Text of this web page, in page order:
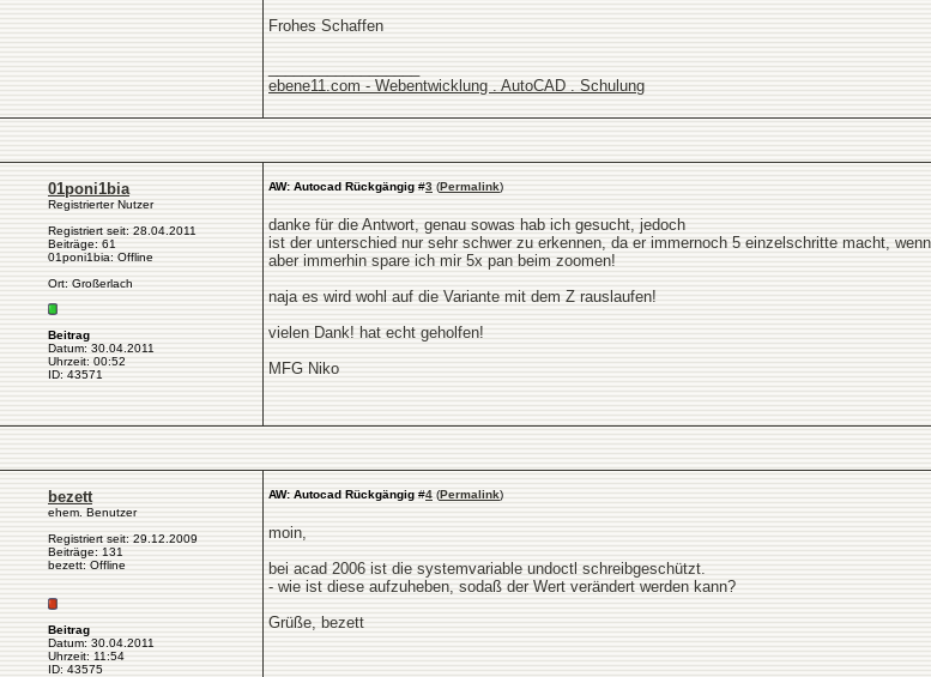
Frohes Schaffen
ebene11.com - Webentwicklung . AutoCAD . Schulung
01poni1bia
Registrierter Nutzer
Registriert seit: 28.04.2011
Beiträge: 61
01poni1bia: Offline
Ort: Großerlach
Beitrag
Datum: 30.04.2011
Uhrzeit: 00:52
ID: 43571
AW: Autocad Rückgängig #3 (Permalink)
danke für die Antwort, genau sowas hab ich gesucht, jedoch
ist der unterschied nur sehr schwer zu erkennen, da er immernoch 5 einzelschritte macht,
aber immerhin spare ich mir 5x pan beim zoomen!
naja es wird wohl auf die Variante mit dem Z rauslaufen!
vielen Dank! hat echt geholfen!
MFG Niko
bezett
ehem. Benutzer
Registriert seit: 29.12.2009
Beiträge: 131
bezett: Offline
Beitrag
Datum: 30.04.2011
Uhrzeit: 11:54
ID: 43575
AW: Autocad Rückgängig #4 (Permalink)
moin,
bei acad 2006 ist die systemvariable undoctl schreibgeschützt.
- wie ist diese aufzuheben, sodaß der Wert verändert werden kann?
Grüße, bezett